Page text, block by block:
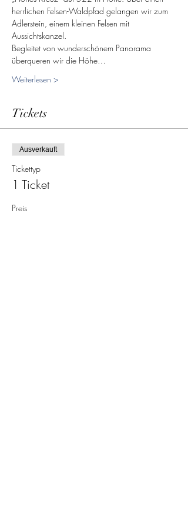
herrlichen Felsen-Waldpfad gelangen wir zum
Adlerstein, einem kleinen Felsen mit
Aussichtskanzel.
Begleitet von wunderschönem Panorama
überqueren wir die Höhe…
Weiterlesen >
Tickets
Ausverkauft
Tickettyp
1 Ticket
Preis